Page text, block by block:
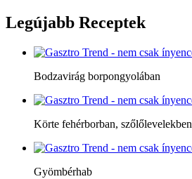
Legújabb Receptek
Bodzavirág borpongyolában
Körte fehérborban, szőlőlevelekben
Gyömbérhab